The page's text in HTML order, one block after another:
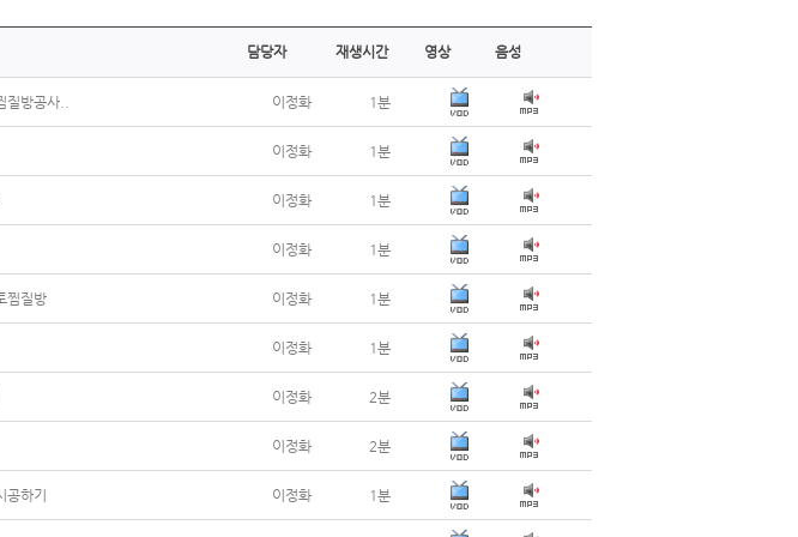
담당자 재생시간 영상 음성
방공사.. 이정화 1분
이정화 1분
이정화 1분
이정화 1분
찜질방 이정화 1분
이정화 1분
이정화 2분
이정화 2분
하기 이정화 1분